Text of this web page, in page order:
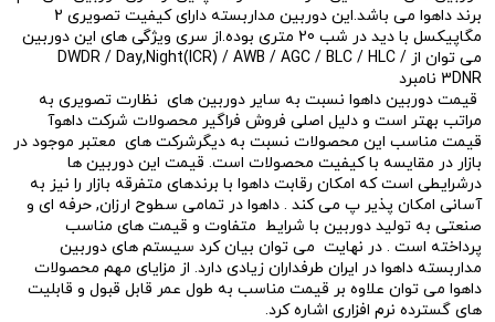
برند داهوا می باشد.این دوربین مداربسته دارای کیفیت تصویری 2
مگاپیکسل با دید در شب 20 متری بوده.از سری ویژگی های این دوربین
می توان از DWDR / Day,Night(ICR) / AWB / AGC / BLC / HLC /
3DNR نامبرد
قیمت دوربین داهوا نسبت به سایر دوربین های نظارت تصویری به
مراتب بهتر است و دلیل اصلی فروش فراگیر محصولات شرکت داهوآ
قیمت مناسب این محصولات نسبت به دیگرشرکت های معتبر موجود در
بازار در مقایسه با کیفیت محصولات است. قیمت این دوربین ها
درشرایطی است که امکان رقابت داهوا با برندهای متفرقه بازار را نیز به
آسانی امکان پذیر پ می کند . داهوا در تمامی سطوح ارزان, حرفه ای و
صنعتی به تولید دوربین با شرایط متفاوت و قیمت های مناسب
پرداخته است . در نهایت می توان بیان کرد سیستم های دوربین
مداربسته داهوا در ایران طرفداران زیادی دارد. از مزایای مهم محصولات
داهوا می توان علاوه بر قیمت مناسب به طول عمر قابل قبول و قابلیت
های گسترده نرم افزاری اشاره کرد.